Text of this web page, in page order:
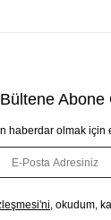
Abone
haberdar olmak
, okudum,